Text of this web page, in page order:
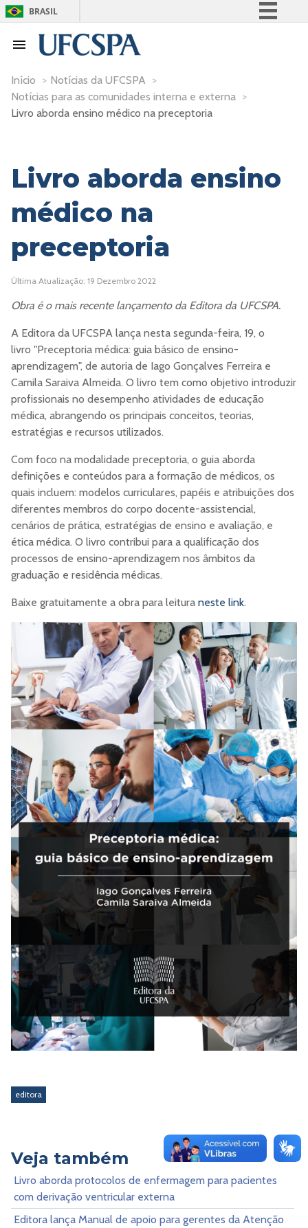
BRASIL
Acesso à informação
Início > Notícias da UFCSPA >
Notícias para as comunidades interna e externa >
Livro aborda ensino médico na preceptoria
Livro aborda ensino
médico na
preceptoria
Última Atualização: 19 Dezembro 2022
Obra é o mais recente lançamento da Editora da UFCSPA.
A Editora da UFCSPA lança nesta segunda-feira, 19, o
livro "Preceptoria médica: guia básico de ensino-
aprendizagem", de autoria de Iago Gonçalves Ferreira e
Camila Saraiva Almeida. O livro tem como objetivo introduzir
profissionais no desempenho atividades de educação
médica, abrangendo os principais conceitos, teorias,
estratégias e recursos utilizados.
Com foco na modalidade preceptoria, o guia aborda
definições e conteúdos para a formação de médicos, os
quais incluem: modelos curriculares, papéis e atribuições dos
diferentes membros do corpo docente-assistencial,
cenários de prática, estratégias de ensino e avaliação, e
ética médica. O livro contribui para a qualificação dos
processos de ensino-aprendizagem nos âmbitos da
graduação e residência médicas.
Baixe gratuitamente a obra para leitura neste link.
editora
Veja também
Livro aborda protocolos de enfermagem para pacientes
com derivação ventricular externa
Editora lança Manual de apoio para gerentes da Atenção